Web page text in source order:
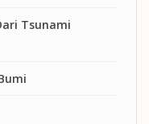
Tsunami